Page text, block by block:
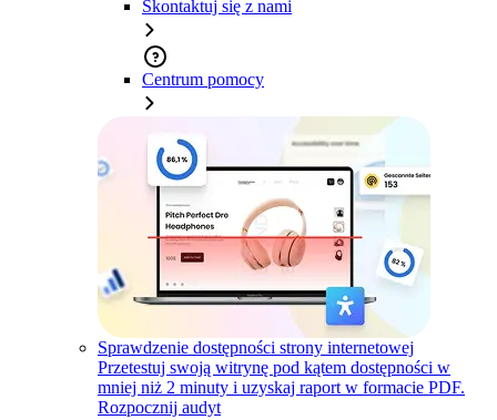
Skontaktuj się z nami
Centrum pomocy
Sprawdzenie dostępności strony internetowej
Przetestuj swoją witrynę pod kątem dostępności w
mniej niż 2 minuty i uzyskaj raport w formacie PDF.
Rozpocznij audyt